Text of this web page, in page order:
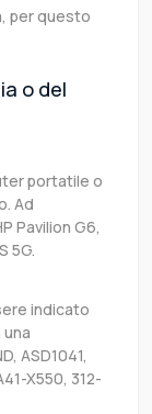
per questo
o del
portatile o
Ad
Pavilion G6,
5G.
indicato
ASD1041,
X550, 312-